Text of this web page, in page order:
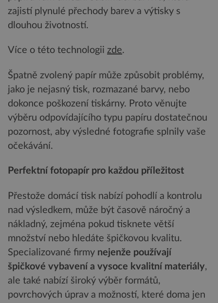
zajistí plynulé přechody barev a výtisky s
dlouhou životností.
Více o této technologii zde.
Špatně zvolený papír může způsobit problémy,
jako je nejasný tisk, rozmazané barvy, nebo
dokonce poškození tiskárny. Proto věnujte
výběru odpovídajícího typu papíru dostatečnou
pozornost, aby výsledné fotografie splnily vaše
očekávání.
Perfektní fotopapír pro každou příležitost
Přestože domácí tisk nabízí pohodlí a kontrolu
nad výsledkem, může být časově náročný a
nákladný, zejména pokud tisknete větší
množství nebo hledáte špičkovou kvalitu.
Specializované firmy nejenže používají
špičkové vybavení a vysoce kvalitní materiá ly,
ale také nabízí široký výběr formátů,
povrchových úprav a možností, které doma jen